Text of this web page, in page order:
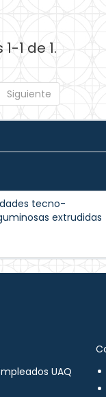
1 de 1.
Siguiente
tecno-
extrudidas
UAQ